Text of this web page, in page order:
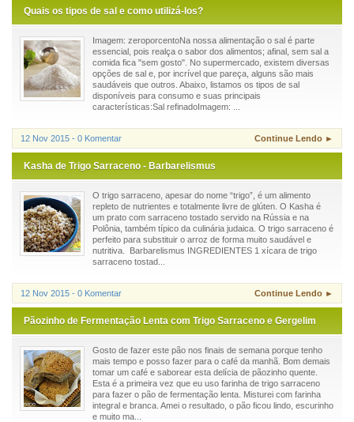
Quais os tipos de sal e como utilizá-los?
Imagem: zeroporcentoNa nossa alimentação o sal é parte
essencial, pois realça o sabor dos alimentos; afinal, sem sal a
comida fica "sem gosto". No supermercado, existem diversas
opções de sal e, por incrível que pareça, alguns são mais
saudáveis que outros. Abaixo, listamos os tipos de sal
disponíveis para consumo e suas principais
características:Sal refinadoImagem: ...
12 Nov 2015 - 0 Komentar Continue Lendo ►
Kasha de Trigo Sarraceno - Barbarelismus
O trigo sarraceno, apesar do nome “trigo”, é um alimento
repleto de nutrientes e totalmente livre de glúten. O Kasha é
um prato com sarraceno tostado servido na Rússia e na
Polônia, também típico da culinária judaica. O trigo sarraceno é
perfeito para substituir o arroz de forma muito saudável e
nutritiva. Barbarelismus INGREDIENTES 1 xícara de trigo
sarraceno tostad...
12 Nov 2015 - 0 Komentar Continue Lendo ►
Pãozinho de Fermentação Lenta com Trigo Sarraceno e Gergelim
Gosto de fazer este pão nos finais de semana porque tenho
mais tempo e posso fazer para o café da manhã. Bom demais
tomar um café e saborear esta delícia de pãozinho quente.
Esta é a primeira vez que eu uso farinha de trigo sarraceno
para fazer o pão de fermentação lenta. Misturei com farinha
integral e branca. Amei o resultado, o pão ficou lindo, escurinho
e muito ma...